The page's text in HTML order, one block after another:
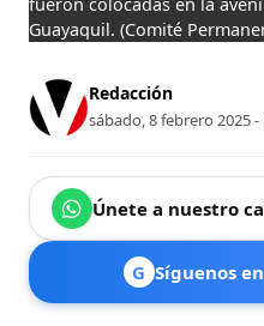
Guayaquil. (Comité
Redacción
sábado, 8 febrero 2025 -
Únete a nuestro
G Síguenos